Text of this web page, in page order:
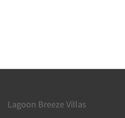
Lagoon Breeze Villas